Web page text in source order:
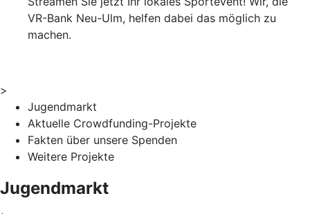
VR-Bank Neu-Ulm, helfen dabei das möglich zu
machen.
>
Jugendmarkt
Aktuelle Crowdfunding-Projekte
Fakten über unsere Spenden
Weitere Projekte
Jugendmarkt